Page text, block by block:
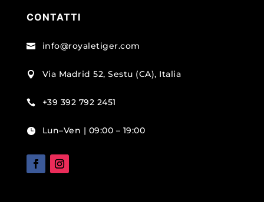
CONTATTI
 info@royaletiger.com
 Via Madrid 52, Sestu (CA), Italia
 +39 392 792 2451
 Lun–Ven | 09:00 – 19:00